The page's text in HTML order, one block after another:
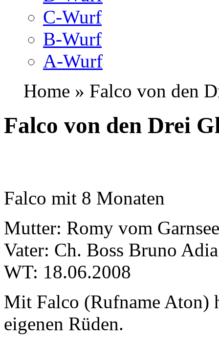
C-Wurf
B-Wurf
A-Wurf
Home » Falco von den
Falco von den Drei
Falco mit 8 Monaten
Mutter: Romy vom Garnsee
Vater: Ch. Boss Bruno
WT: 18.06.2008
Mit Falco (Rufname Aton)
eigenen Rüden.